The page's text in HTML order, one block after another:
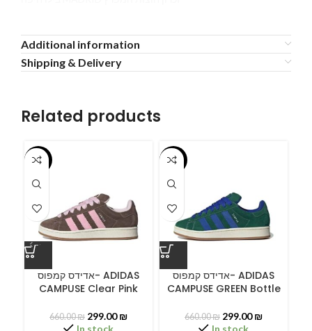
Additional information
Shipping & Delivery
Related products
-55%
אדידס קמפוס- ADIDAS
CAMPUSE Clear Pink
660.00₪ 299.00₪
In stock
-55%
אדידס קמפוס- ADIDAS
CAMPUSE GREEN Bottle
660.00₪ 299.00₪
In stock